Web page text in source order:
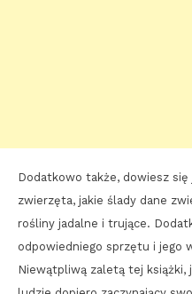
Dodatkowo także, dowiesz
zwierzęta, jakie ślady dane
rośliny jadalne i trujące.
odpowiedniego sprzętu i jego
Niewątpliwą zaletą tej książki,